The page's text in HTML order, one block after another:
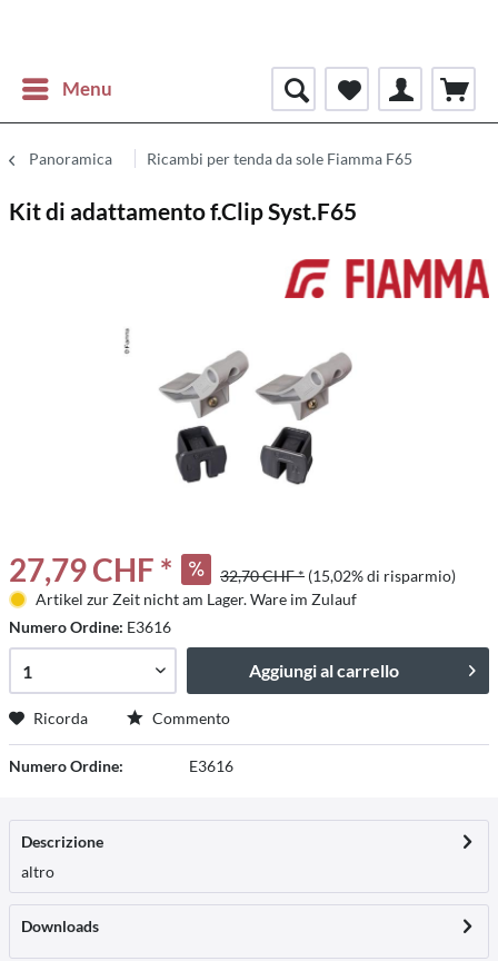
Menu
Panoramica Ricambi per tenda da sole Fiamma F65
Kit di adattamento f.Clip Syst.F65
27,79 CHF * 32,70 CHF * (15,02% di risparmio)
Artikel zur Zeit nicht am Lager. Ware im Zulauf
Numero Ordine: E3616
Aggiungi al carrello
Ricorda Commento
Numero Ordine: E3616
Descrizione
altro
Downloads